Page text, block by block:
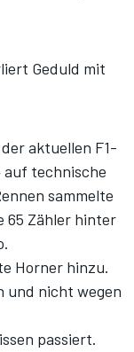
Geduld mit
aktuellen F1-
auf technische
sammelte
65 Zähler hinter
Horner hinzu.
und nicht wegen
passiert.